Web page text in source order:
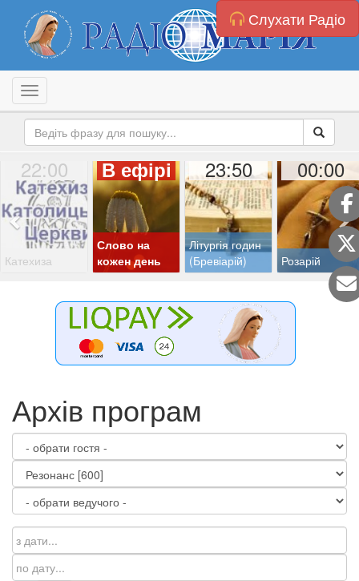
Слухати Радіо
Toggle navigation
22:00
Катехиза
В ефірі
Слово на
кожен день
23:50
Літургія годин
(Бревіарій)
00:00
Розарій
Архів програм